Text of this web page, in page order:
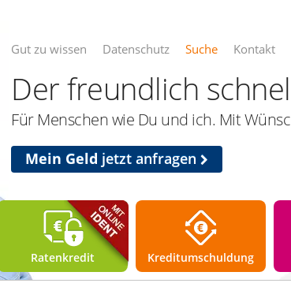
Gut zu wissen Datenschutz Suche Kontakt
Der freundlich
Für Menschen wie Du und ich. Mit
Mein Geld jetzt anfragen
Ratenkredit Kreditumschuldung